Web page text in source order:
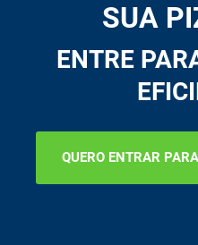
SUA
ENTRE
QUERO ENTRAR